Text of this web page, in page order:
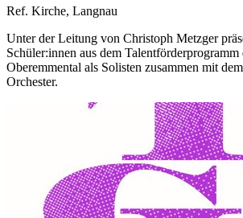
Ref. Kirche, Langnau
Unter der Leitung von Christoph Metzger
Schüler:innen aus dem
Oberemmental als Solisten zusammen mit
Orchester.